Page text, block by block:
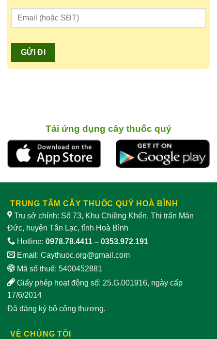
Tải ứng dụng cây thuốc quý
TRUNG TÂM CÂY THUỐC QUÝ HOÀ BÌNH
Trụ sở chính: Số 73, Khu Chiềng Khến, Thị trấn Mãn
Đức, huyện Tân Lạc, tỉnh Hoà Bình
Hotline: 0978.78.4411 – 0353.972.191
Email: Caythuoc.org@gmail.com
Mã số thuế: 5400452881
Giấy phép hoạt động số: 25.G.001916, ngày cấp
17/6/2014
Đã đăng ký bộ công thương.
VỀ CHÚNG TÔI